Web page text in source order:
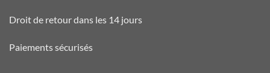
Droit de retour dans les 14 jours
Paiements sécurisés